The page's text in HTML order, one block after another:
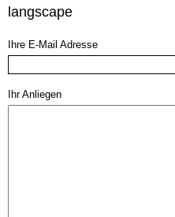
langscape
Ihre E-Mail Adresse
Ihr Anliegen